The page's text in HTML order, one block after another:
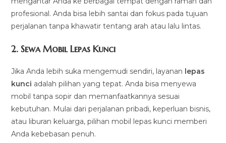
profesional. Anda bisa lebih santai dan fokus pada tujuan
perjalanan tanpa khawatir tentang arah atau lalu lintas.
2.Sewa Mobil Lepas Kunci
Jika Anda lebih suka mengemudi sendiri, layanan lepas
kunci adalah pilihan yang tepat. Anda bisa menyewa
mobil tanpa sopir dan memanfaatkannya sesuai
kebutuhan. Mulai dari perjalanan pribadi, keperluan bisnis,
atau liburan keluarga, pilihan mobil lepas kunci memberi
Anda kebebasan penuh.